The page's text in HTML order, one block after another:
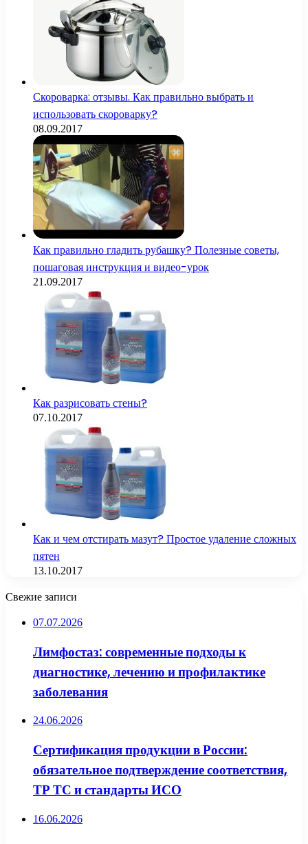
Скороварка: отзывы. Как правильно выбрать и
использовать скороварку?
08.09.2017
Как правильно гладить рубашку? Полезные советы,
пошаговая инструкция и видео-урок
21.09.2017
Как разрисовать стены?
07.10.2017
Как и чем отстирать мазут? Простое удаление сложных
пятен
13.10.2017
Свежие записи
07.07.2026
Лимфостаз: современные подходы к
диагностике, лечению и профилактике
заболевания
24.06.2026
Сертификация продукции в России:
обязательное подтверждение соответствия,
ТР ТС и стандарты ИСО
16.06.2026